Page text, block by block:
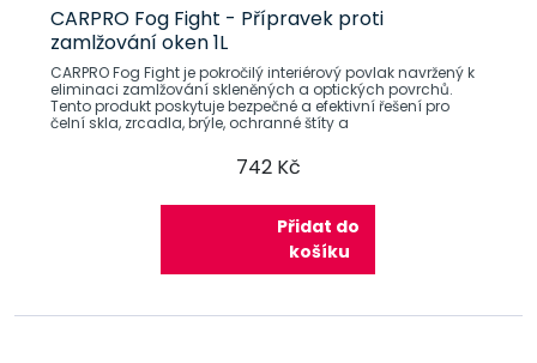
CARPRO Fog Fight - Přípravek proti
zamlžování oken 1L
CARPRO Fog Fight je pokročilý interiérový povlak navržený k
eliminaci zamlžování skleněných a optických povrchů.
Tento produkt poskytuje bezpečné a efektivní řešení pro
čelní skla, zrcadla, brýle, ochranné štíty a
742 Kč
Přidat do
košíku